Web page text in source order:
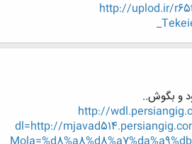
http://uplod.ir/
و بگوش..
http://
dl=http://